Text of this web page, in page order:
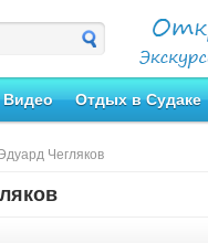
Видео Отдых в Судаке
Чегляков